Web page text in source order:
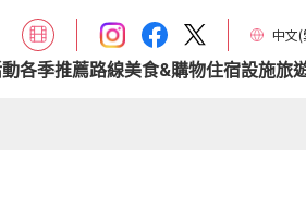
中文
各季推薦路線美食&購物住宿設施旅